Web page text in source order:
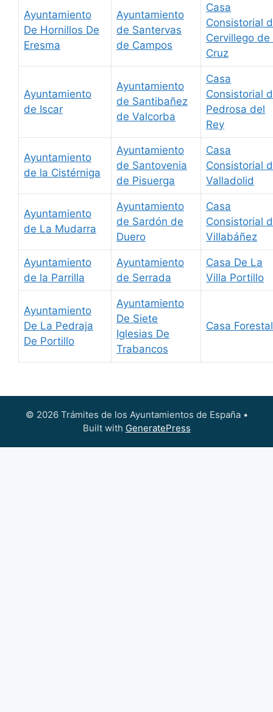
Ayuntamiento
De Hornillos De
Eresma
Ayuntamiento
de Santervas
de Campos
Casa
Consistorial
Cervillego de
Cruz
Ayuntamiento
de Iscar
Ayuntamiento
de Santibañez
de Valcorba
Casa
Consistorial
Pedrosa del
Rey
Ayuntamiento
de la Cistérniga
Ayuntamiento
de Santovenia
de Pisuerga
Casa
Consistorial
Valladolid
Ayuntamiento
de La Mudarra
Ayuntamiento
de Sardón de
Duero
Casa
Consistorial
Villabáñez
Ayuntamiento
de la Parrilla
Ayuntamiento
de Serrada
Casa De La
Villa Portillo
Ayuntamiento
De La Pedraja
De Portillo
Ayuntamiento
De Siete
Iglesias De
Trabancos
Casa Forestal
© 2026 Trámites de los Ayuntamientos de España•
Built with GeneratePress